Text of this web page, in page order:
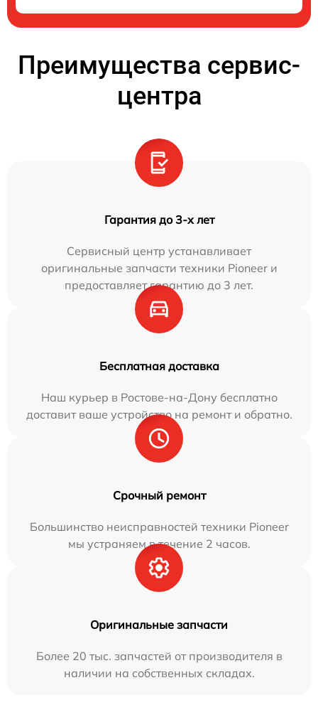
Преимущества сервис-
центра
Гарантия до 3-х лет
Сервисный центр устанавливает
оригинальные запчасти техники Pioneer и
предоставляет гарантию до 3 лет.
Бесплатная доставка
Наш курьер в Ростове-на-Дону бесплатно
доставит ваше устройство на ремонт и обратно.
Срочный ремонт
Большинство неисправностей техники Pioneer
мы устраняем в течение 2 часов.
Оригинальные запчасти
Более 20 тыс. запчастей от производителя в
наличии на собственных складах.